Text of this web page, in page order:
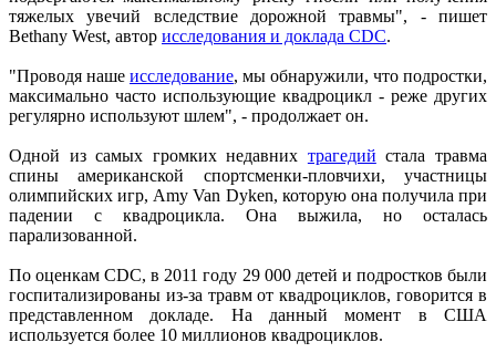
тяжелых увечий вследствие дорожной травмы", - пишет
Bethany West, автор исследования и доклада CDC.
"Проводя наше исследование, мы обнаружили, что подростки,
максимально часто использующие квадроцикл - реже других
регулярно используют шлем", - продолжает он.
Одной из самых громких недавних трагедий стала травма
спины американской спортсменки-пловчихи, участницы
олимпийских игр, Amy Van Dyken, которую она получила при
падении с квадроцикла. Она выжила, но осталась
парализованной.
По оценкам CDC, в 2011 году 29 000 детей и подростков были
госпитализированы из-за травм от квадроциклов, говорится в
представленном докладе. На данный момент в США
используется более 10 миллионов квадроциклов.